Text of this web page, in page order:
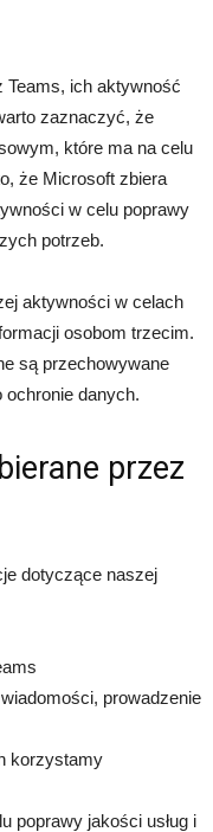
Teams, ich aktywność
zaznaczyć, że
które ma na celu
że Microsoft zbiera
w celu poprawy
potrzeb.
aktywności w celach
osobom trzecim.
są przechowywane
danych.
przez
dotyczące naszej
prowadzenie
korzystamy
poprawy jakości usług i